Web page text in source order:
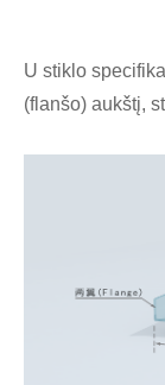
U stiklo
(flanšo) aukštį,